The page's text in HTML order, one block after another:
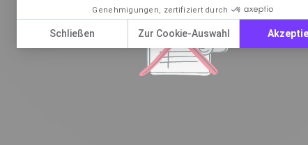
Genehmigungen, zertifiziert durch
Schließen Zur Cookie-Auswahl